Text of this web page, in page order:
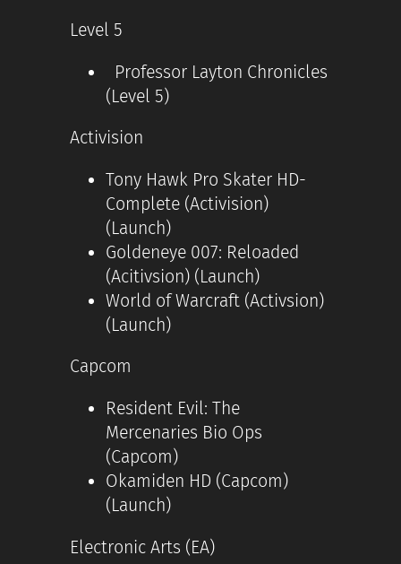
Level 5
Professor Layton Chronicles
(Level 5)
Activision
Tony Hawk Pro Skater HD-
Complete (Activision)
(Launch)
Goldeneye 007: Reloaded
(Acitivsion) (Launch)
World of Warcraft (Activsion)
(Launch)
Capcom
Resident Evil: The
Mercenaries Bio Ops
(Capcom)
Okamiden HD (Capcom)
(Launch)
Electronic Arts (EA)